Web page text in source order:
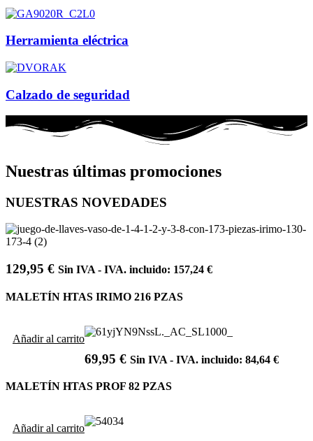
Herramienta eléctrica
Calzado de seguridad
Nuestras últimas promociones
NUESTRAS NOVEDADES
129,95 € Sin IVA - IVA. incluido: 157,24 €
MALETÍN HTAS IRIMO 216 PZAS
Añadir al carrito
69,95 € Sin IVA - IVA. incluido: 84,64 €
MALETÍN HTAS PROF 82 PZAS
Añadir al carrito